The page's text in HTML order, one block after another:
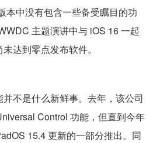
本中没有包含一些备受瞩目的功
主题演讲中与 iOS 16 一起
达到零点发布软件。
不是什么新鲜事。去年，该公司
Control 功能，但直到今年
15.4 更新的一部分推出。同